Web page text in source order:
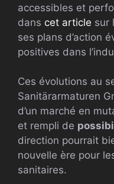
accessibles et
dans cet article sur
ses plans d’action
positives dans
Ces évolutions au
Sanitärarmaturen
d’un marché en
et rempli de
direction pourrait
nouvelle ère pour
sanitaires.